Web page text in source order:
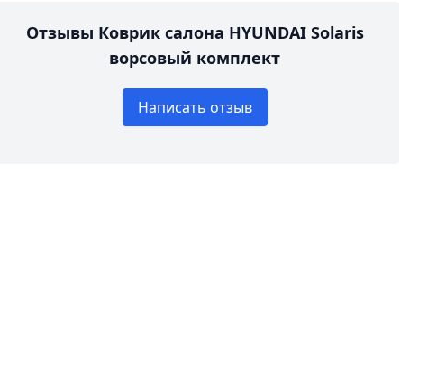
Отзывы Коврик салона HYUNDAI Solaris
ворсовый комплект
Написать отзыв